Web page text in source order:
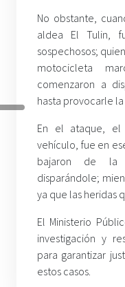
No obstante,
aldea El Tulin,
sospechosos;
motocicleta
comenzaron a
hasta provocarle
En el ataque,
vehículo, fue en
bajaron de la
disparándole;
ya que las heridas
El Ministerio
investigación y
para garantizar
estos casos.